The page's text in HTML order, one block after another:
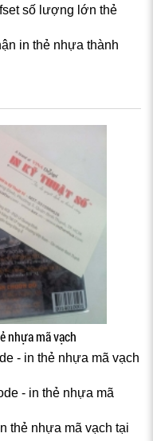
số lượng lớn thẻ
in thẻ nhựa thành
nhựa mã vạch
- in thẻ nhựa mã vạch
- in thẻ nhựa mã
thẻ nhựa mã vạch tại